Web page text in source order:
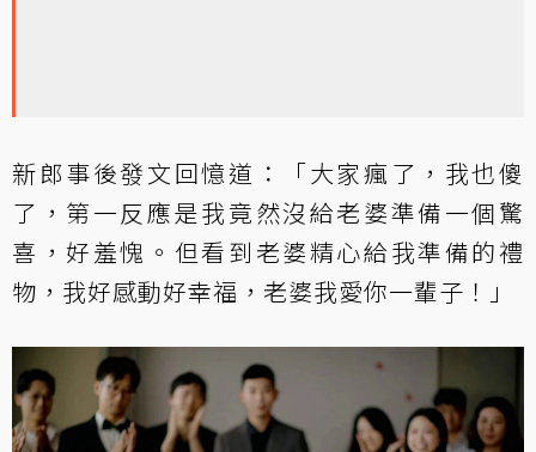
新郎事後發文回憶道：「大家瘋了，我也傻
了，第一反應是我竟然沒給老婆準備一個驚
喜，好羞愧。但看到老婆精心給我準備的禮
物，我好感動好幸福，老婆我愛你一輩子！」